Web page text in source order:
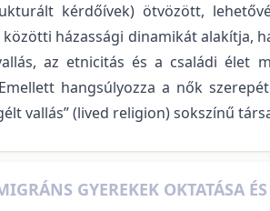
kérdőívek) ötvözött,
házassági dinamikát alakítja,
az etnicitás és a családi élet
hangsúlyozza a nők
vallás” (lived religion) sokszínű
GYEREKEK OKTATÁSA